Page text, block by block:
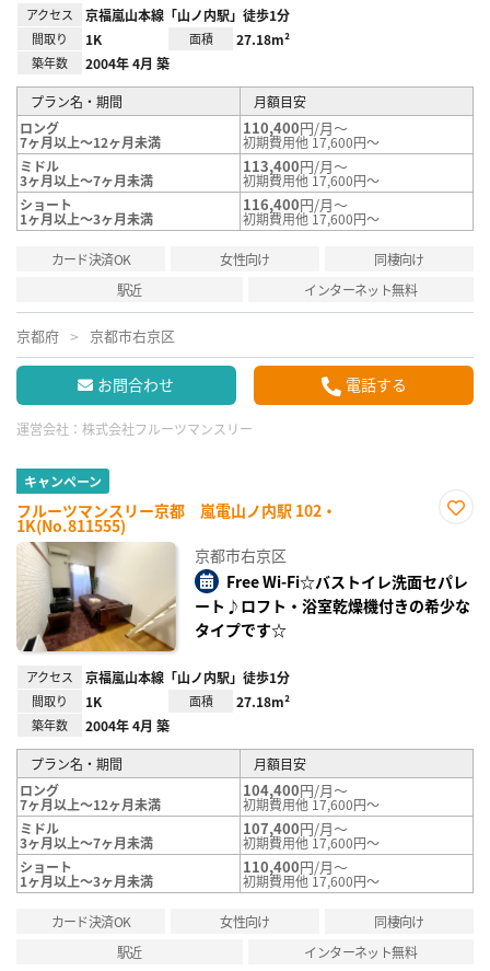
アクセス 京福嵐山本線「山ノ内駅」徒歩1分
間取り 1K 面積 27.18m²
築年数 2004年 4月 築
プラン名・期間
月額目安
ロング
7ヶ月以上～12ヶ月未満
110,400円/月～
初期費用他 17,600円～
ミドル
3ヶ月以上～7ヶ月未満
113,400円/月～
初期費用他 17,600円～
ショート
1ヶ月以上～3ヶ月未満
116,400円/月～
初期費用他 17,600円～
カード決済OK 女性向け
同棲向け
駅近
インターネット無料
京都府 京都市右京区
お問合わせ 電話する
運営会社： 株式会社フルーツマンスリー
キャンペーン
フルーツマンスリー京都 嵐電山ノ内駅 102・
1K(No.811555)
録
京都市右京区
Free Wi-Fi☆バストイレ洗面セパレ
ート♪ロフト・浴室乾燥機付きの希少な
タイプです☆
アクセス 京福嵐山本線「山ノ内駅」徒歩1分
間取り 1K 面積 27.18m²
築年数 2004年 4月 築
プラン名・期間
月額目安
ロング
7ヶ月以上～12ヶ月未満
104,400円/月～
初期費用他 17,600円～
ミドル
3ヶ月以上～7ヶ月未満
107,400円/月～
初期費用他 17,600円～
ショート
1ヶ月以上～3ヶ月未満
110,400円/月～
初期費用他 17,600円～
カード決済OK 女性向け
同棲向け
駅近
インターネット無料